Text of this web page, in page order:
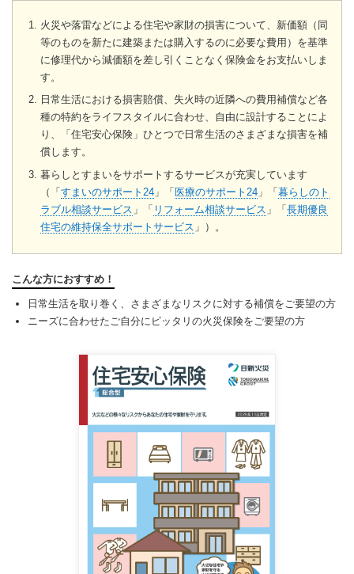
火災や落雷などによる住宅や家財の損害について、新価額（同
等のものを新たに建築または購入するのに必要な費用）を基準
に修理代から減価額を差し引くことなく保険金をお支払いしま
す。
日常生活における損害賠償、失火時の近隣への費用補償など各
種の特約をライフスタイルに合わせ、自由に設計することによ
り、「住宅安心保険」ひとつで日常生活のさまざまな損害を補
償します。
暮らしとすまいをサポートするサービスが充実しています
（「 すまいのサポート24」「 医療のサポート24」「 暮らしのト
ラブル相談サービス 」「 リフォーム相談サービス 」「 長期優良
住宅の維持保全サポートサービス 」）。
こんな方におすすめ！
日常生活を取り巻く、さまざまなリスクに対する補償をご要望の方
ニーズに合わせたご自分にピッタリの火災保険をご要望の方